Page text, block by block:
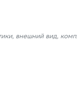
внешний вид,